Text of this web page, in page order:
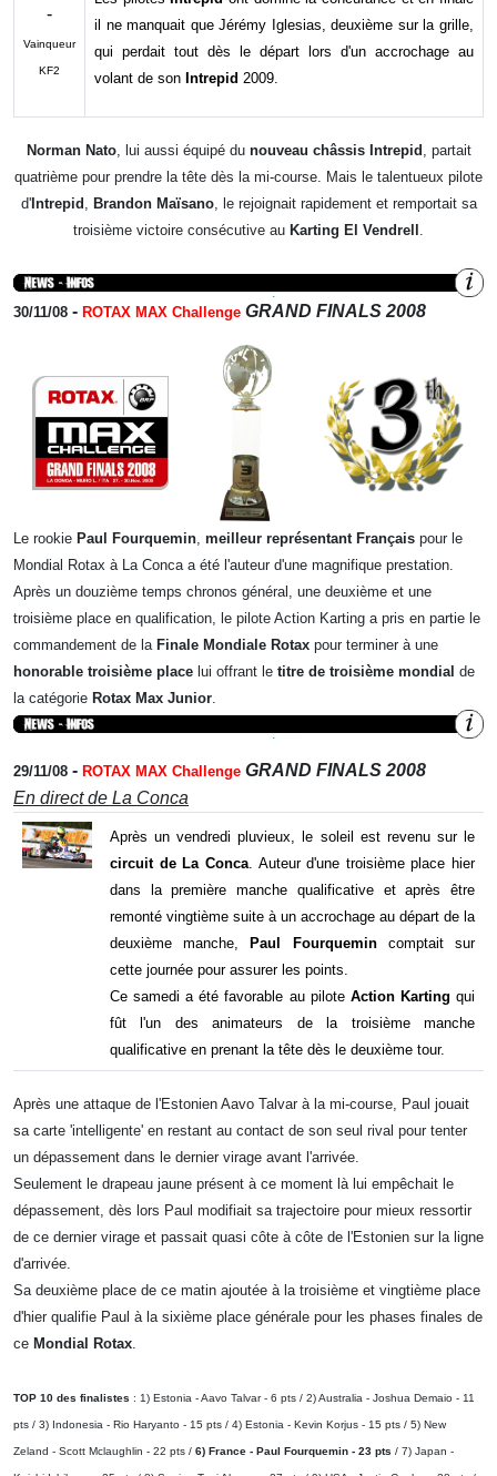
-
Vainqueur
KF2
il ne manquait que Jérémy Iglesias, deuxième sur la grille,
qui perdait tout dès le départ lors d'un accrochage au
volant de son Intrepid 2009.
Norman Nato, lui aussi équipé du nouveau châssis Intrepid , partait
quatrième pour prendre la tête dès la mi-course. Mais le talentueux pilote
d'Intrepid Brandon Maïsano, le rejoignait rapidement et remportait sa
troisième victoire consécutive au Karting El Vendrell
30/11/08 - ROTAX MAX Challenge GRAND FINALS 2008
Le rookie Paul Fourquemin meilleur représentant Français pour le
Mondial Rotax à La Conca a été l'auteur d'une magnifique prestation.
Après un douzième temps chronos général, une deuxième et une
troisième place en qualification, le pilote Action Karting a pris en partie le
commandement de la Finale Mondiale Rotax pour terminer à une
honorable troisième place lui offrant le titre de troisième mondial de
la catégorie Rotax Max Junior
29/11/08 - ROTAX MAX Challenge GRAND FINALS 2008
En direct de La Conca
Après un vendredi pluvieux, le soleil est revenu sur le
circuit de La Conca. Auteur d'une troisième place hier
dans la première manche qualificative et après être
remonté vingtième suite à un accrochage au départ de la
deuxième manche,
Paul Fourquemincomptait sur
cette journée pour assurer les points.
Ce samedi a été favorable au pilote Action Karting qui
fût l'un des animateurs de la troisième manche
qualificative en prenant la tête dès le deuxième tour.
Après une attaque de l'Estonien Aavo Talvar à la mi-course, Paul jouait
sa carte 'intelligente' en restant au contact de son seul rival pour tenter
un dépassement dans le dernier virage avant l'arrivée.
Seulement le drapeau jaune présent à ce moment là lui empêchait le
dépassement, dès lors Paul modifiait sa trajectoire pour mieux ressortir
de ce dernier virage et passait quasi côte à côte de l'Estonien sur la ligne
d'arrivée.
Sa deuxième place de ce matin ajoutée à la troisième et vingtième place
d'hier qualifie Paul à la sixième place générale pour les phases finales de
ce Mondial Rotax.
TOP 10 des finalistes : 1) Estonia - Aavo Talvar - 6 pts / 2) Australia - Joshua Demaio - 11
pts / 3) Indonesia - Rio Haryanto - 15 pts / 4) Estonia - Kevin Korjus - 15 pts / 5) New
Zeland - Scott Mclaughlin - 22 pts / 6) France - Paul Fourquemin - 23 pts / 7) Japan -